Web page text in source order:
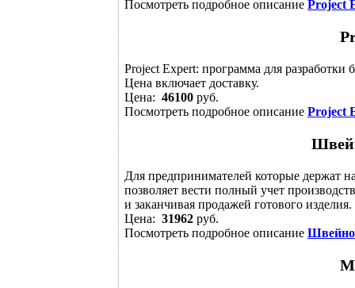
Посмотреть подробное описание Project
Project Expert: программа для
Цена включает доставку.
Цена: 46100 руб.
Посмотреть подробное описание Project
Для предпринимателей которые держат
позволяет вести полный учет
и заканчивая продажей готового
Цена: 31962 руб.
Посмотреть подробное описание